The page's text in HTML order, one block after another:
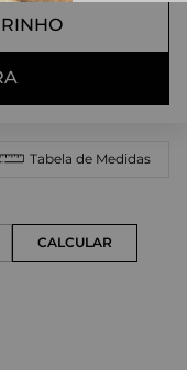
Tabela de Medidas